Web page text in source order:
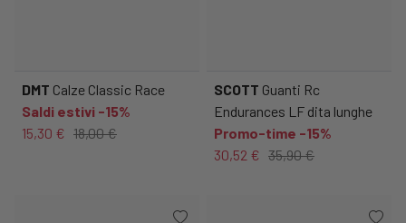
DMT Calze Classic Race
Saldi estivi -15%
15,30 € 18,00 €
SCOTT Guanti Rc
Endurances LF dita lunghe
Promo-time -15%
30,52 € 35,90 €